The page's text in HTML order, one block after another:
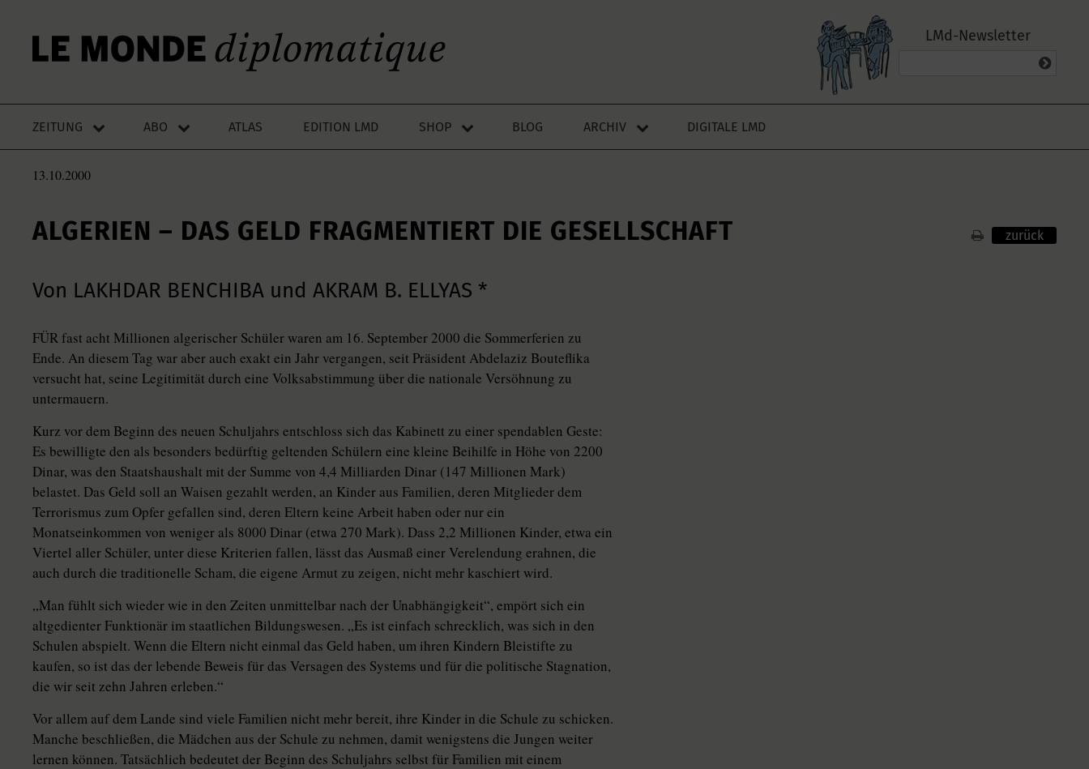
LMd-Newsletter
ZEITUNG ABO ATLAS EDITION LMD SHOP BLOG ARCHIV DIGITALE LMD
13.10.2000
ALGERIEN – DAS GELD FRAGMENTIERT DIE GESELLSCHAFT zurück
Von LAKHDAR BENCHIBA und AKRAM B. ELLYAS *
FÜR fast acht Millionen algerischer Schüler waren am 16. September 2000 die Sommerferien zu
Ende. An diesem Tag war aber auch exakt ein Jahr vergangen, seit Präsident Abdelaziz Bouteflika
versucht hat, seine Legitimität durch eine Volksabstimmung über die nationale Versöhnung zu
untermauern.
Kurz vor dem Beginn des neuen Schuljahrs entschloss sich das Kabinett zu einer spendablen Geste:
Es bewilligte den als besonders bedürftig geltenden Schülern eine kleine Beihilfe in Höhe von 2200
Dinar, was den Staatshaushalt mit der Summe von 4,4 Milliarden Dinar (147 Millionen Mark)
belastet. Das Geld soll an Waisen gezahlt werden, an Kinder aus Familien, deren Mitglieder dem
Terrorismus zum Opfer gefallen sind, deren Eltern keine Arbeit haben oder nur ein
Monatseinkommen von weniger als 8000 Dinar (etwa 270 Mark). Dass 2,2 Millionen Kinder, etwa ein
Viertel aller Schüler, unter diese Kriterien fallen, lässt das Ausmaß einer Verelendung erahnen, die
auch durch die traditionelle Scham, die eigene Armut zu zeigen, nicht mehr kaschiert wird.
„Man fühlt sich wieder wie in den Zeiten unmittelbar nach der Unabhängigkeit“, empört sich ein
altgedienter Funktionär im staatlichen Bildungswesen. „Es ist einfach schrecklich, was sich in den
Schulen abspielt. Wenn die Eltern nicht einmal das Geld haben, um ihren Kindern Bleistifte zu
kaufen, so ist das der lebende Beweis für das Versagen des Systems und für die politische Stagnation,
die wir seit zehn Jahren erleben.“
Vor allem auf dem Lande sind viele Familien nicht mehr bereit, ihre Kinder in die Schule zu schicken.
Manche beschließen, die Mädchen aus der Schule zu nehmen, damit wenigstens die Jungen weiter
lernen können. Tatsächlich bedeutet der Beginn des Schuljahrs selbst für Familien mit einem